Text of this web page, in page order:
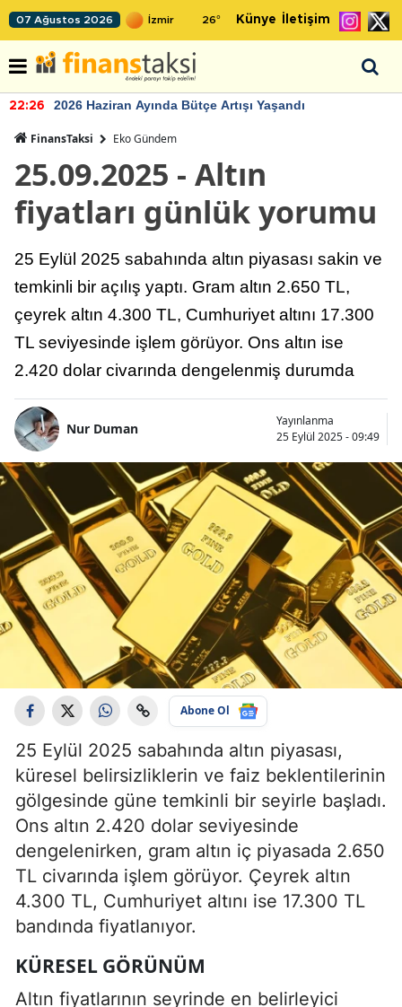
07 Ağustos 2026 26° Künye İletişim
22:26 2026 Haziran Ayında Bütçe Artışı Yaşandı
FinansTaksi Eko Gündem
25.09.2025 - Altın
fiyatları günlük yorumu
25 Eylül 2025 sabahında altın piyasası sakin ve
temkinli bir açılış yaptı. Gram altın 2.650 TL,
çeyrek altın 4.300 TL, Cumhuriyet altını 17.300
TL seviyesinde işlem görüyor. Ons altın ise
2.420 dolar civarında dengelenmiş durumda
Nur Duman
Yayınlanma
25 Eylül 2025 - 09:49
Abone Ol
25 Eylül 2025 sabahında altın piyasası,
küresel belirsizliklerin ve faiz beklentilerinin
gölgesinde güne temkinli bir seyirle başladı.
Ons altın 2.420 dolar seviyesinde
dengelenirken, gram altın iç piyasada 2.650
TL civarında işlem görüyor. Çeyrek altın
4.300 TL, Cumhuriyet altını ise 17.300 TL
bandında fiyatlanıyor.
KÜRESEL GÖRÜNÜM
Altın fiyatlarının seyrinde en belirleyici